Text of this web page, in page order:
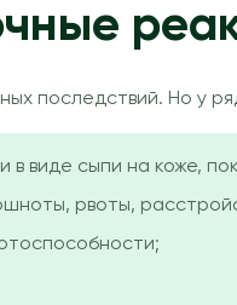
последствий. Но у
в виде сыпи на коже,
рвоты,